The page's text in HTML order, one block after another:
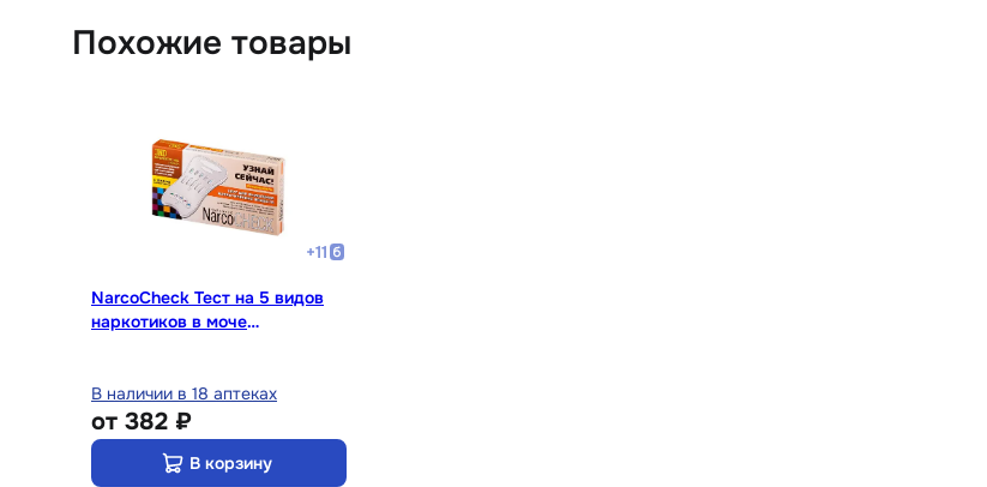
Похожие товары
+11
NarcoCheck Тест на 5 видов
наркотиков в моче
В наличии в 18 аптеках
от 382 ₽
В корзину